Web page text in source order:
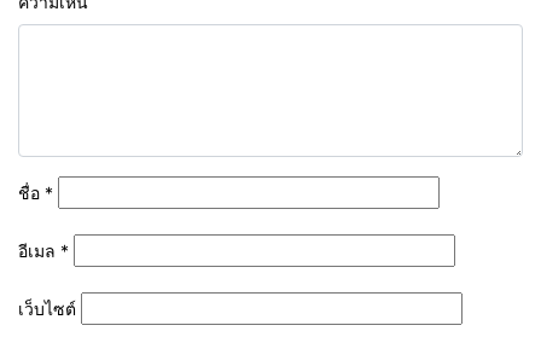
ชื่อ *
อีเมล *
เว็บไซต์